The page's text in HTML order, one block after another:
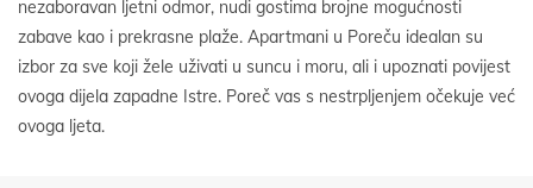
nezaboravan ljetni odmor, nudi gostima brojne mogućnosti
zabave kao i prekrasne plaže. Apartmani u Poreču idealan su
izbor za sve koji žele uživati u suncu i moru, ali i upoznati povijest
ovoga dijela zapadne Istre. Poreč vas s nestrpljenjem očekuje već
ovoga ljeta.